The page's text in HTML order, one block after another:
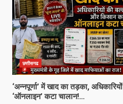
छत्तीसगढ
‘अन्नपूर्णा’ में खाद का तड़का,
‘ऑनलाइन’ कटा चालान!…